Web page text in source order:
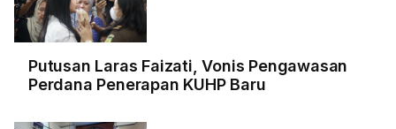
Putusan Laras Faizati, Vonis Pengawasan
Perdana Penerapan KUHP Baru